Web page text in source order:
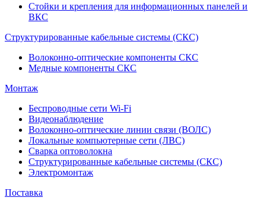
Стойки и крепления для информационных панелей и
ВКС
Структурированные кабельные системы (СКС)
Волоконно-оптические компоненты СКС
Медные компоненты СКС
Монтаж
Беспроводные сети Wi-Fi
Видеонаблюдение
Волоконно-оптические линии связи (ВОЛС)
Локальные компьютерные сети (ЛВС)
Сварка оптоволокна
Структурированные кабельные системы (СКС)
Электромонтаж
Поставка